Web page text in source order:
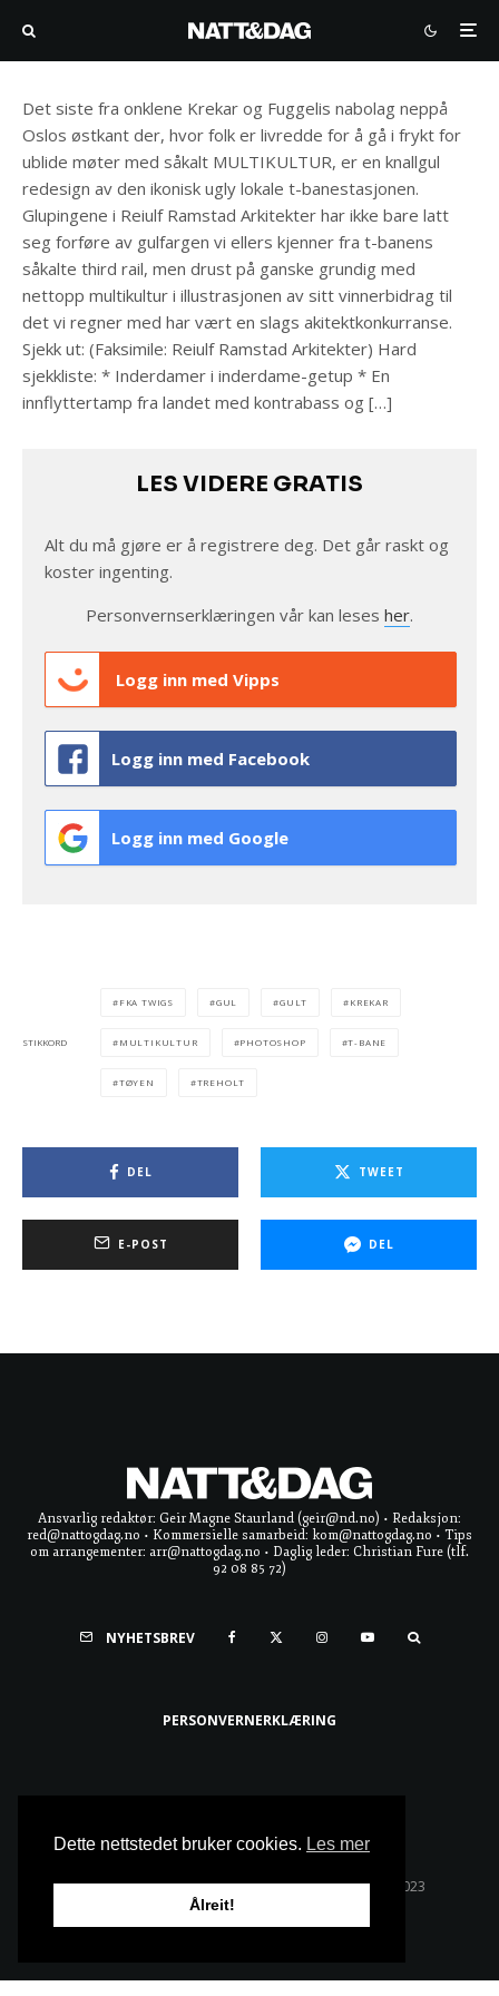
Det siste fra onklene Krekar og Fuggelis nabolag neppå
Oslos østkant der, hvor folk er livredde for å gå i frykt for
ublide møter med såkalt MULTIKULTUR, er en knallgul
redesign av den ikonisk ugly lokale t-banestasjonen.
Glupingene i Reiulf Ramstad Arkitekter har ikke bare latt
seg forføre av gulfargen vi ellers kjenner fra t-banens
såkalte third rail, men drust på ganske grundig med
nettopp multikultur i illustrasjonen av sitt vinnerbidrag til
det vi regner med har vært en slags akitektkonkurranse.
Sjekk ut: (Faksimile: Reiulf Ramstad Arkitekter) Hard
sjekkliste: * Inderdamer i inderdame-getup * En
innflyttertamp fra landet med kontrabass og […]
LES VIDERE GRATIS
Alt du må gjøre er å registrere deg. Det går raskt og
koster ingenting.
Personvernserklæringen vår kan leses her.
Logg inn med Vipps
Logg inn med Facebook
Logg inn med Google
STIKKORD
FKA TWIGS GUL GULT KREKAR
MULTIKULTUR PHOTOSHOP T-BANE
TØYEN TREHOLT
DEL TWEET
E-POST DEL
Ansvarlig redaktør: Geir Magne Staurland (geir@nd.no) • Redaksjon:
red@nattogdag.no • Kommersielle samarbeid: kom@nattogdag.no • Tips
om arrangementer: arr@nattogdag.no • Daglig leder: Christian Fure (tlf.
92 08 85 72)
NYHETSBREV
PERSONVERNERKLÆRING
Alle rettigheter reservert • Copyright © Natt & Dag 2023
Dette nettstedet bruker cookies. Les mer
Ålreit!